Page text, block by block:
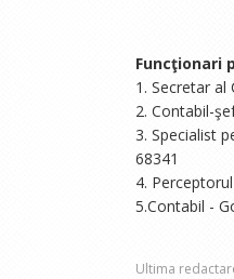
Funcţionari
1. Secretar al
2. Contabil-
3. Specialist
68341
4.
5.Contabil -
Ultima